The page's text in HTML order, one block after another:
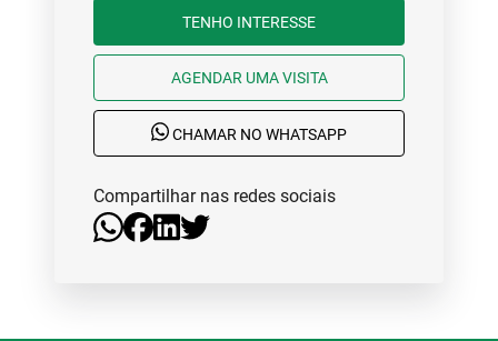
TENHO INTERESSE
AGENDAR UMA VISITA
CHAMAR NO WHATSAPP
Compartilhar nas redes sociais